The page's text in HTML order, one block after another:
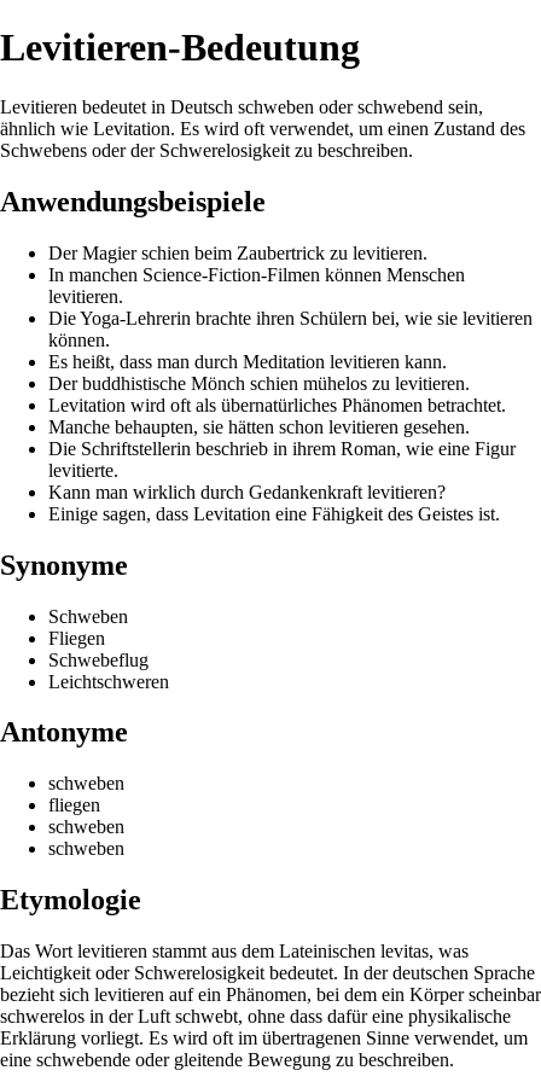
Levitieren-Bedeutung
Levitieren bedeutet in Deutsch schweben oder schwebend sein,
ähnlich wie Levitation. Es wird oft verwendet, um einen Zustand des
Schwebens oder der Schwerelosigkeit zu beschreiben.
Anwendungsbeispiele
Der Magier schien beim Zaubertrick zu levitieren.
In manchen Science-Fiction-Filmen können Menschen
levitieren.
Die Yoga-Lehrerin brachte ihren Schülern bei, wie sie levitieren
können.
Es heißt, dass man durch Meditation levitieren kann.
Der buddhistische Mönch schien mühelos zu levitieren.
Levitation wird oft als übernatürliches Phänomen betrachtet.
Manche behaupten, sie hätten schon levitieren gesehen.
Die Schriftstellerin beschrieb in ihrem Roman, wie eine Figur
levitierte.
Kann man wirklich durch Gedankenkraft levitieren?
Einige sagen, dass Levitation eine Fähigkeit des Geistes ist.
Synonyme
Schweben
Fliegen
Schwebeflug
Leichtschweren
Antonyme
schweben
fliegen
schweben
schweben
Etymologie
Das Wort levitieren stammt aus dem Lateinischen levitas, was
Leichtigkeit oder Schwerelosigkeit bedeutet. In der deutschen Sprache
bezieht sich levitieren auf ein Phänomen, bei dem ein Körper scheinbar
schwerelos in der Luft schwebt, ohne dass dafür eine physikalische
Erklärung vorliegt. Es wird oft im übertragenen Sinne verwendet, um
eine schwebende oder gleitende Bewegung zu beschreiben.